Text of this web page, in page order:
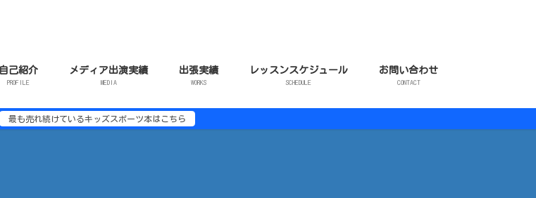
自己紹介
PROFILE
メディア出演実績
MEDIA
出張実績
WORKS
レッスンスケジュール
SCHEDULE
お問い合わせ
CONTACT
最も売れ続けているキッズスポーツ本はこちら